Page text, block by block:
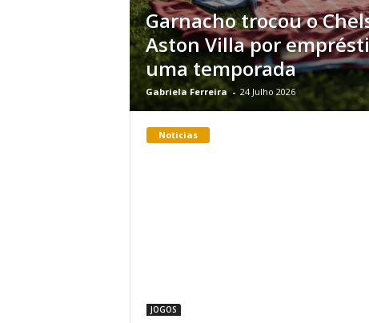
Garnacho trocou o
Aston Villa por
uma temporada
Gabriela Ferreira - 24 Julho 2026
Noticias
JOGOS